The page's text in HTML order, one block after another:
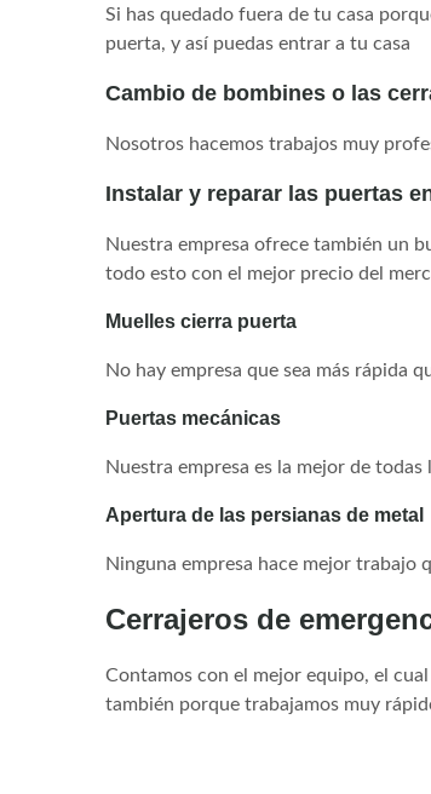
Si has quedado fuera de tu casa
puerta, y así puedas entrar a tu casa
Cambio de bombines o las
Nosotros hacemos trabajos muy
Instalar y reparar las puertas
Nuestra empresa ofrece también un
todo esto con el mejor precio del
Muelles cierra puerta
No hay empresa que sea más rápida
Puertas mecánicas
Nuestra empresa es la mejor de
Apertura de las persianas de metal
Ninguna empresa hace mejor trabajo
Cerrajeros de
Contamos con el mejor equipo, el
también porque trabajamos muy